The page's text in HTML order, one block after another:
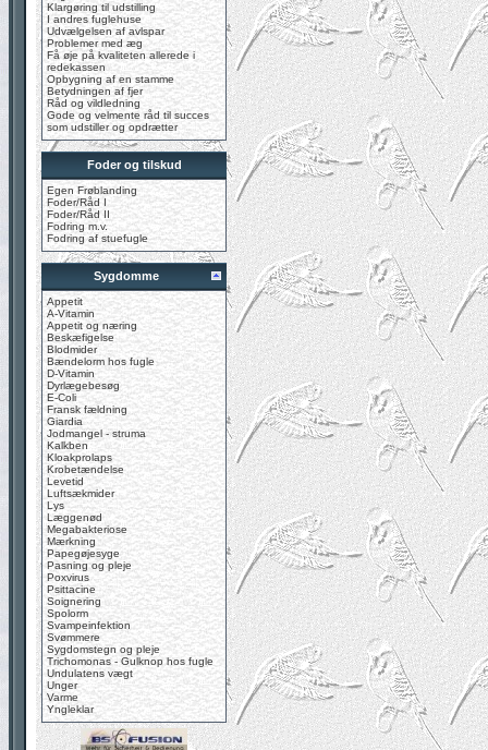
Klargøring til udstilling
I andres fuglehuse
Udvælgelsen af avlspar
Problemer med æg
Få øje på kvaliteten allerede i
redekassen
Opbygning af en stamme
Betydningen af fjer
Råd og vildledning
Gode og velmente råd til succes
som udstiller og opdrætter
Foder og tilskud
Egen Frøblanding
Foder/Råd I
Foder/Råd II
Fodring m.v.
Fodring af stuefugle
Sygdomme
Appetit
A-Vitamin
Appetit og næring
Beskæfigelse
Blodmider
Bændelorm hos fugle
D-Vitamin
Dyrlægebesøg
E-Coli
Fransk fældning
Giardia
Jodmangel - struma
Kalkben
Kloakprolaps
Krobetændelse
Levetid
Luftsækmider
Lys
Læggenød
Megabakteriose
Mærkning
Papegøjesyge
Pasning og pleje
Poxvirus
Psittacine
Soignering
Spolorm
Svampeinfektion
Svømmere
Sygdomstegn og pleje
Trichomonas - Gulknop hos fugle
Undulatens vægt
Unger
Varme
Yngleklar